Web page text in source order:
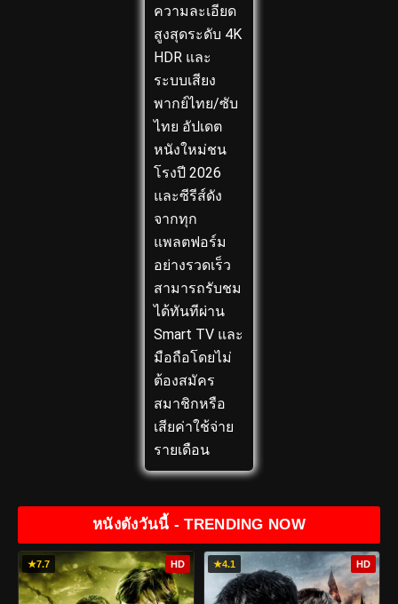
ความละเอียด
สูงสุดระดับ 4K
HDR และ
ระบบเสียง
พากย์ไทย/ซับ
ไทย อัปเดต
หนังใหม่ชน
โรงปี 2026
และซีรีส์ดัง
จากทุก
แพลตฟอร์ม
อย่างรวดเร็ว
สามารถรับชม
ได้ทันทีผ่าน
Smart TV และ
มือถือโดยไม่
ต้องสมัคร
สมาชิกหรือ
เสียค่าใช้จ่าย
รายเดือน
หนังดังวันนี้ - TRENDING NOW
★7.7 HD ★4.1 HD